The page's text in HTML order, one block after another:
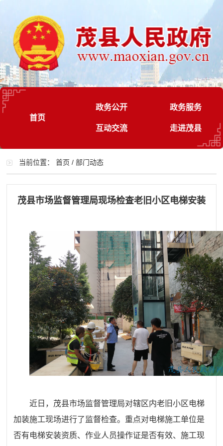
首页
政务公开 政务服务
互动交流 走进茂县
当前位置：首页 /部门动态
茂县市场监督管理局现场检查老旧小区电梯安装
近日，茂县市场监督管理局对辖区内老旧小区电梯
加装施工现场进行了监督检查。 重点对电梯施工单位是
否有电梯安装资质、作业人员操作证是否有效、施工现